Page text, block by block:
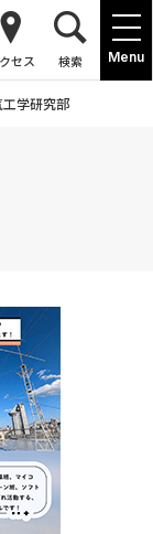
Menu
セス 検索
工学研究部